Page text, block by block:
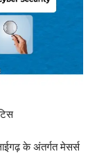
के अंतर्गत मेसर्स